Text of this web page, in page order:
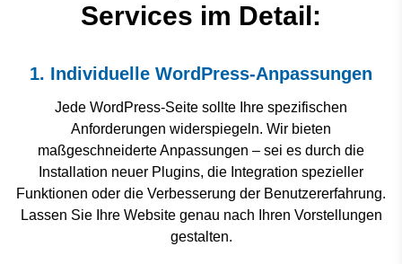
Services im Detail:
1. Individuelle WordPress-Anpassungen
Jede WordPress-Seite sollte Ihre spezifischen
Anforderungen widerspiegeln. Wir bieten
maßgeschneiderte Anpassungen – sei es durch die
Installation neuer Plugins, die Integration spezieller
Funktionen oder die Verbesserung der Benutzererfahrung.
Lassen Sie Ihre Website genau nach Ihren Vorstellungen
gestalten.